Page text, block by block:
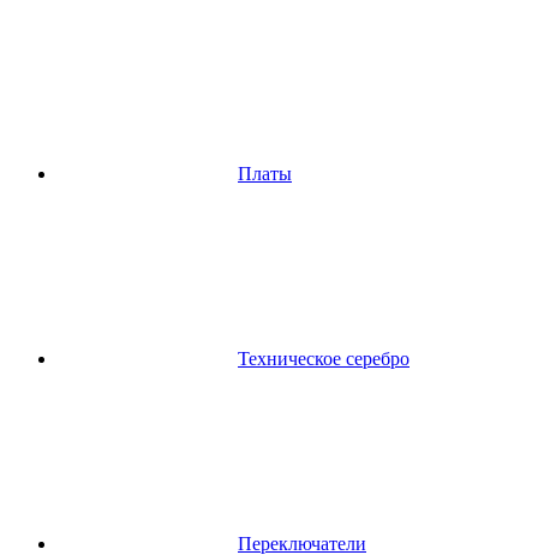
Платы
Техническое серебро
Переключатели